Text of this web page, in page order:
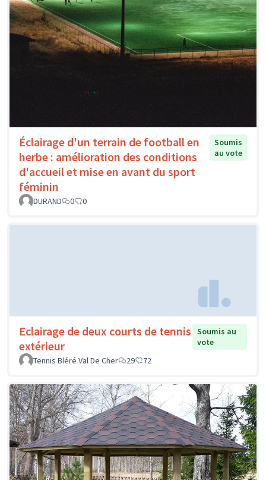
Éclairage d'un terrain de football en
herbe : amélioration des conditions
d'accueil et mise en avant du sport
féminin
Soumis
au vote
DURAND 0 0
Eclairage de deux courts de tennis
extérieur
Soumis au
vote
Tennis Bléré Val De Cher
29 72